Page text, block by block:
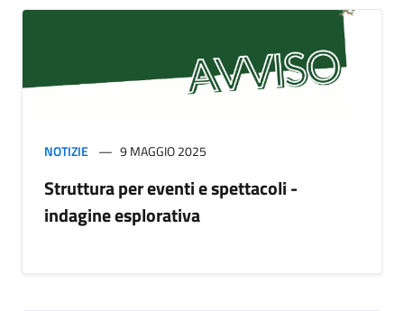
NOTIZIE 9 MAGGIO 2025
Struttura per eventi e spettacoli -
indagine esplorativa